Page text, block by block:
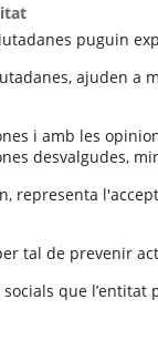
puguin
ajuden
i amb les
desvalgudes,
representa
tal de prevenir
que l’entitat